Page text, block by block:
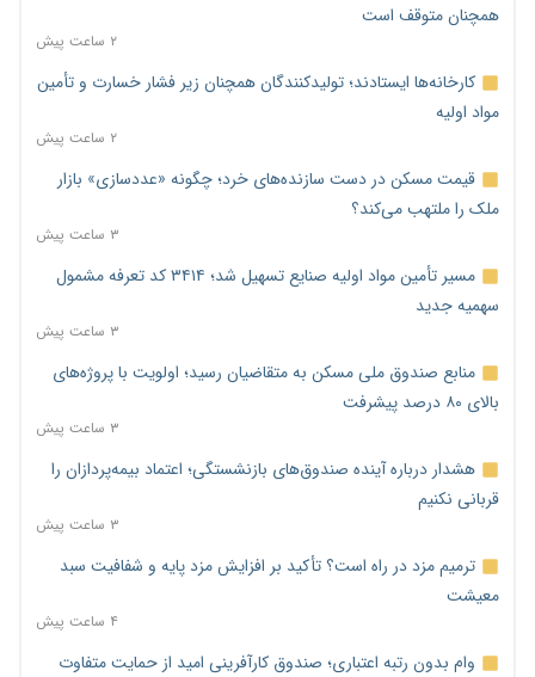
همچنان متوقف است
۲ ساعت پیش
کارخانه‌ها ایستادند؛ تولیدکنندگان همچنان زیر فشار خسارت و تأمین
مواد اولیه
۲ ساعت پیش
قیمت مسکن در دست سازنده‌های خرد؛ چگونه «عددسازی» بازار
ملک را ملتهب می‌کند؟
۳ ساعت پیش
مسیر تأمین مواد اولیه صنایع تسهیل شد؛ ۳۴۱۴ کد تعرفه مشمول
سهمیه جدید
۳ ساعت پیش
منابع صندوق ملی مسکن به متقاضیان رسید؛ اولویت با پروژه‌های
بالای ۸۰ درصد پیشرفت
۳ ساعت پیش
هشدار درباره آینده صندوق‌های بازنشستگی؛ اعتماد بیمه‌پردازان را
قربانی نکنیم
۳ ساعت پیش
ترمیم مزد در راه است؟ تأکید بر افزایش مزد پایه و شفافیت سبد
معیشت
۴ ساعت پیش
وام بدون رتبه اعتباری؛ صندوق کارآفرینی امید از حمایت متفاوت